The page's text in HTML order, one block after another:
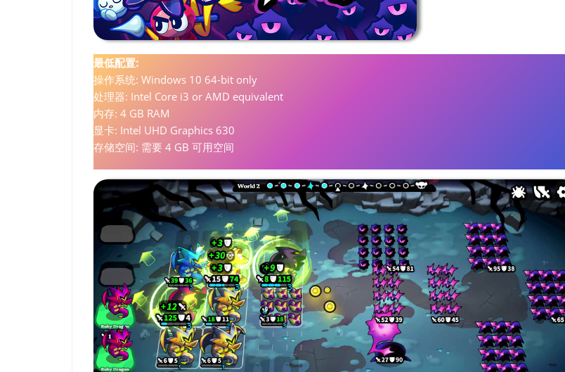
最低配置:
操作系统: Windows 10 64-bit only
处理器: Intel Core i3 or AMD equivalent
内存: 4 GB RAM
显卡: Intel UHD Graphics 630
存储空间: 需要 4 GB 可用空间